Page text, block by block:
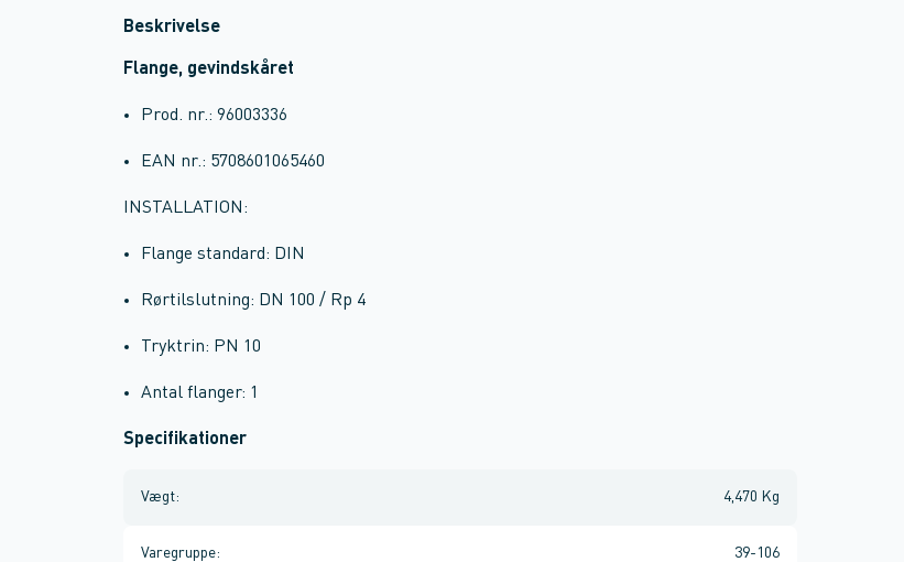
Beskrivelse
Flange, gevindskåret
Prod. nr.: 96003336
EAN nr.: 5708601065460
INSTALLATION:
Flange standard: DIN
Rørtilslutning: DN 100 / Rp 4
Tryktrin: PN 10
Antal flanger: 1
Specifikationer
Vægt: 4,470 Kg
Varegruppe: 39-106